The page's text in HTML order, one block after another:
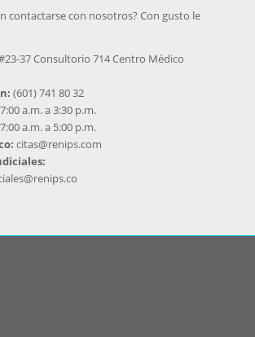
contactarse con nosotros? Con gusto le
37 Consultorio 714 Centro Médico
(601) 741 80 32
7:00 a.m. a 3:30 p.m.
7:00 a.m. a 5:00 p.m.
citas@renips.com